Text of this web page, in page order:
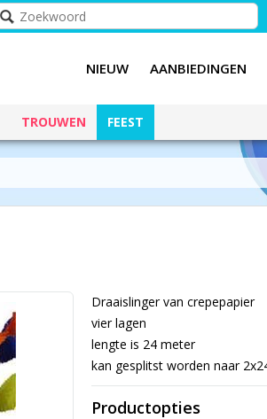
NIEUW AANBIEDINGEN
TROUWEN FEEST
Draaislinger van crepepapier
vier lagen
lengte is 24 meter
kan gesplitst worden naar
Productopties